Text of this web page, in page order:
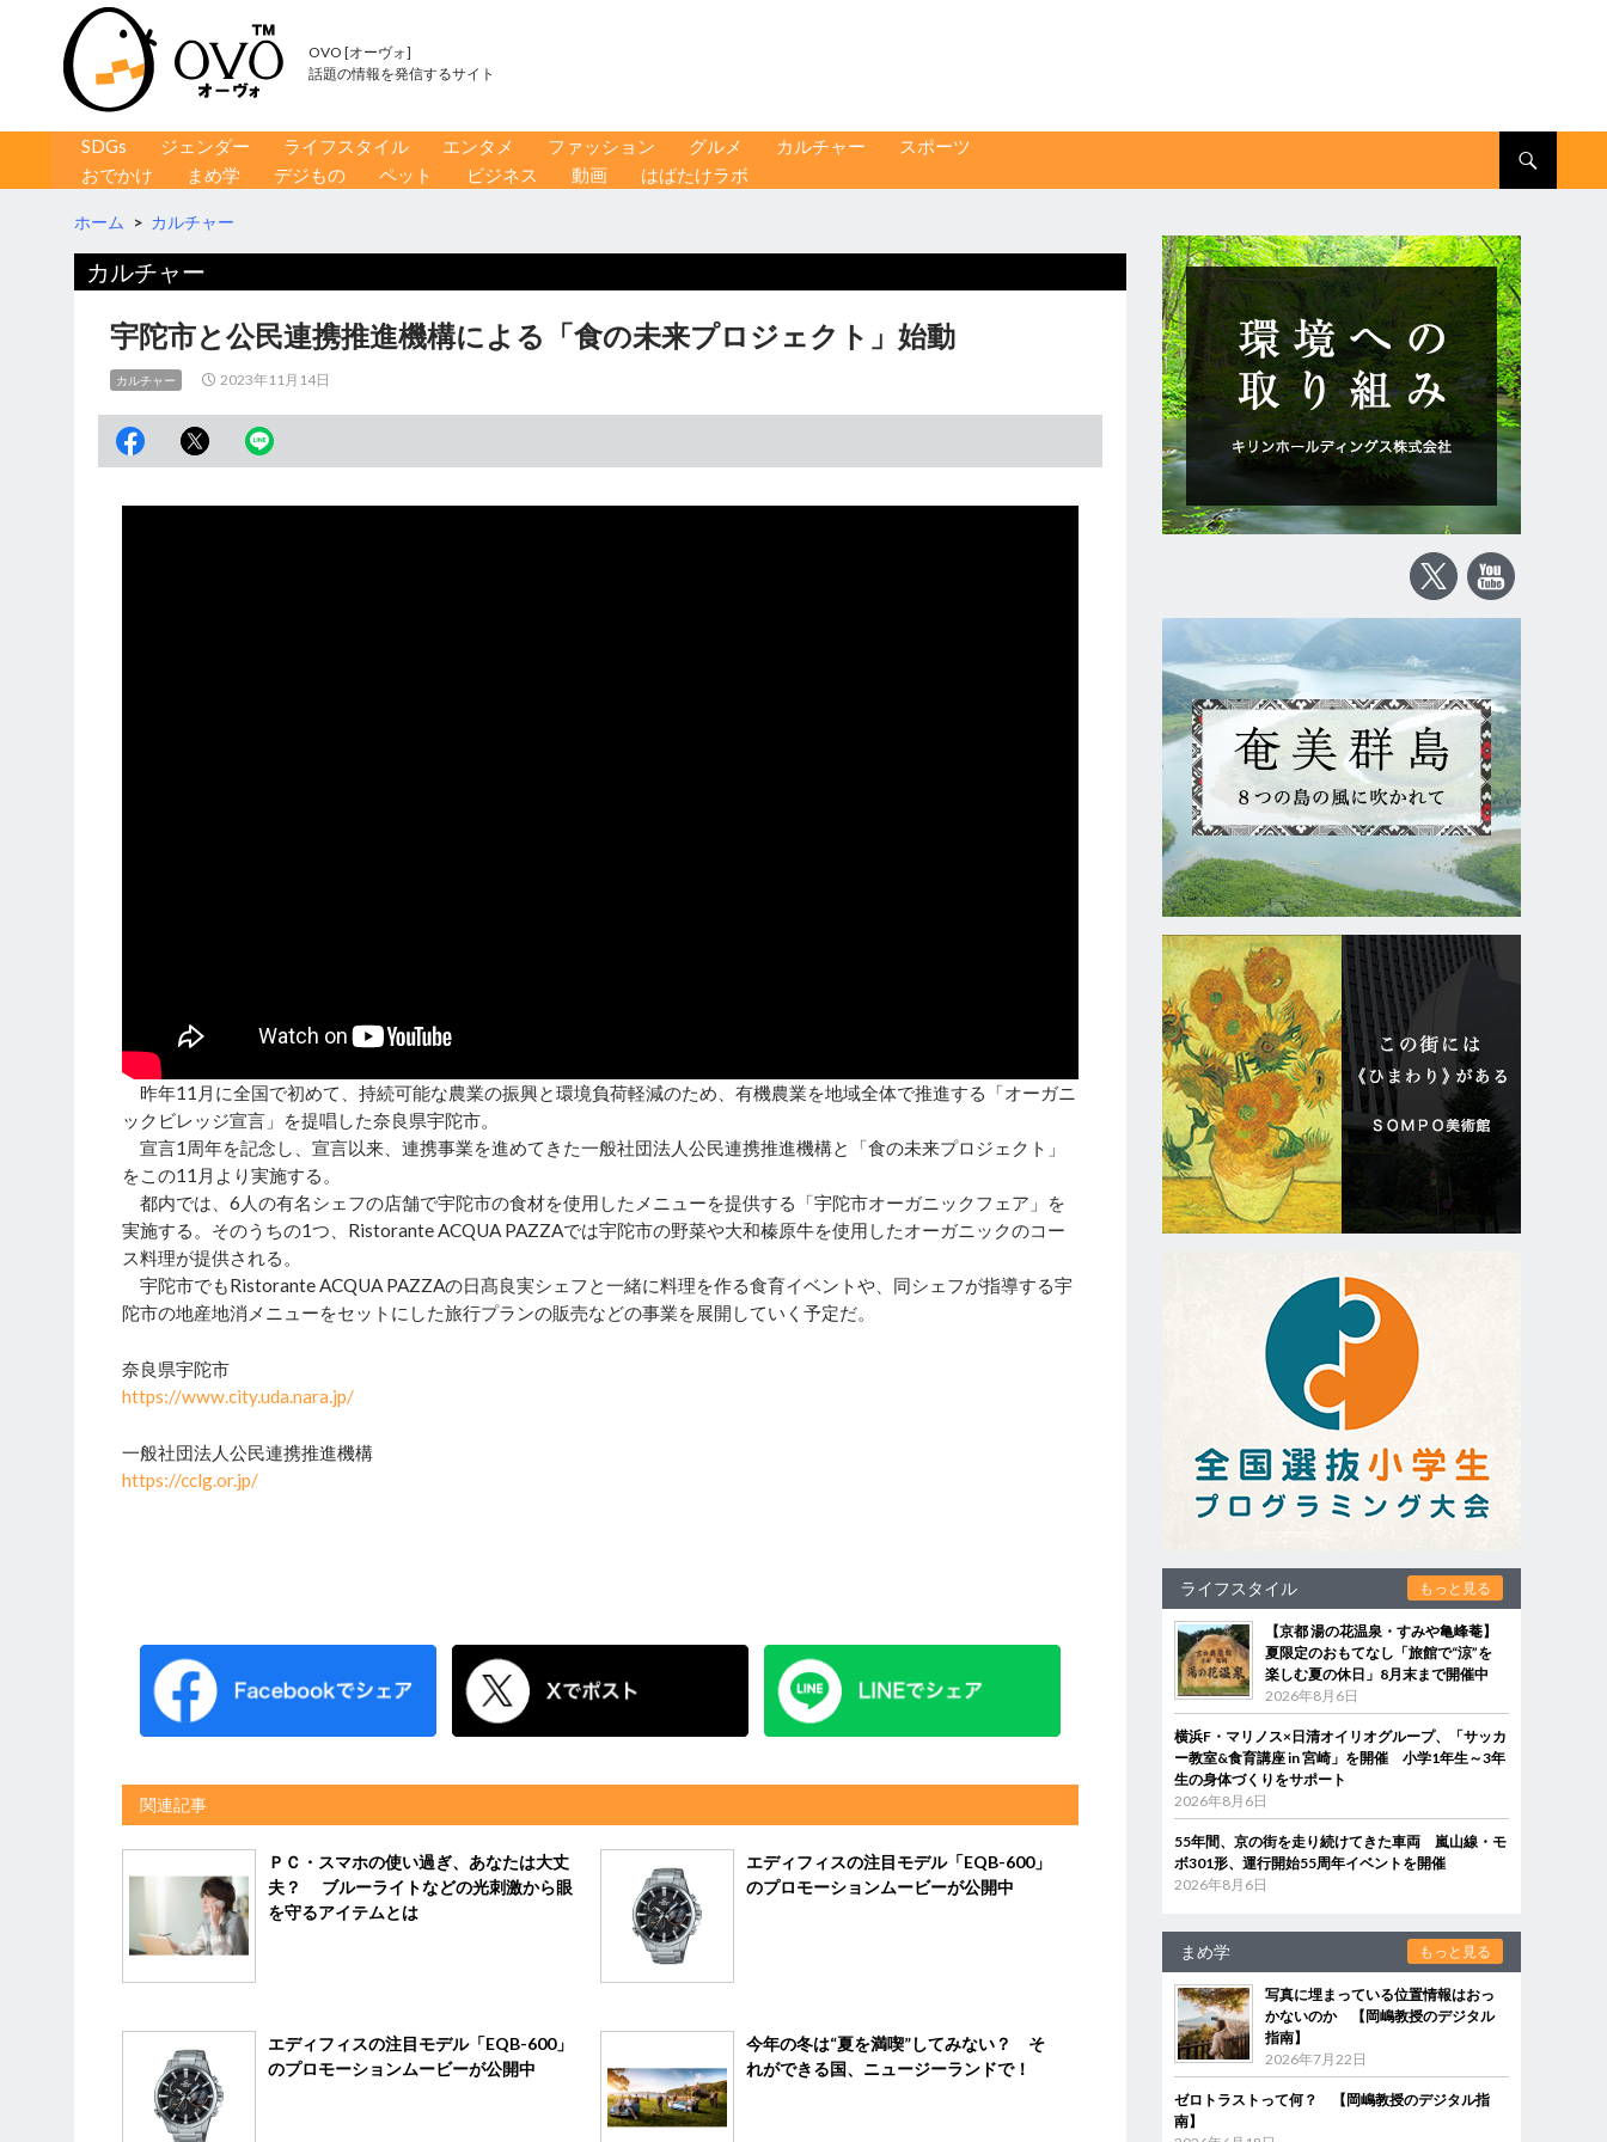
OVO [オーヴォ]
話題の情報を発信するサイト
コンテンツへ移動
SDGs ジェンダー ライフスタイル エンタメ ファッション グルメ カルチャー
スポーツ
おでかけ
まめ学 デジもの ペット ビジネス 動画 はばたけラボ
ホーム > カルチャー
カルチャー
宇陀市と公民連携推進機構による「食の未来プロジェクト」始動
カルチャー 2023年11月14日
昨年11月に全国で初めて、持続可能な農業の振興と環境負荷軽減のため、有機農業を地域全体で推進する「オーガニ
ックビレッジ宣言」を提唱した奈良県宇陀市。
宣言1周年を記念し、宣言以来、連携事業を進めてきた一般社団法人公民連携推進機構と「食の未来プロジェクト」
をこの11月より実施する。
都内では、6人の有名シェフの店舗で宇陀市の食材を使用したメニューを提供する「宇陀市オーガニックフェア」を
実施する。そのうちの1つ、Ristorante ACQUA PAZZAでは宇陀市の野菜や大和榛原牛を使用したオーガニックのコー
ス料理が提供される。
宇陀市でもRistorante ACQUA PAZZAの日髙良実シェフと一緒に料理を作る食育イベントや、同シェフが指導する宇
陀市の地産地消メニューをセットにした旅行プランの販売などの事業を展開していく予定だ。
奈良県宇陀市
https://www.city.uda.nara.jp/
一般社団法人公民連携推進機構
https://cclg.or.jp/
関連記事
ＰＣ・スマホの使い過ぎ、あなたは大丈
夫？ ブルーライトなどの光刺激から眼
を守るアイテムとは
エディフィスの注目モデル「EQB-600」
のプロモーションムービーが公開中
エディフィスの注目モデル「EQB-600」
のプロモーションムービーが公開中
今年の冬は“夏を満喫”してみない？ そ
れができる国、ニュージーランドで！
ライフスタイル もっと見る
【京都 湯の花温泉・すみや亀峰菴】
夏限定のおもてなし「旅館で“涼”を
楽しむ夏の休日」8月末まで開催中
2026年8月6日
横浜F・マリノス×日清オイリオグループ、「サッカ
ー教室&食育講座 in 宮崎」を開催 小学1年生～3年
生の身体づくりをサポート
2026年8月6日
55年間、京の街を走り続けてきた車両 嵐山線・モ
ボ301形、運行開始55周年イベントを開催
2026年8月6日
まめ学 もっと見る
写真に埋まっている位置情報はおっ
かないのか 【岡嶋教授のデジタル
指南】
2026年7月22日
ゼロトラストって何？ 【岡嶋教授のデジタル指
南】